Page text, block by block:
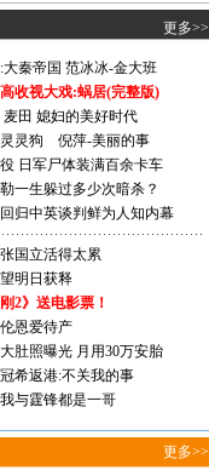
更多>>
秦帝国 范冰冰-金大班
收视大戏:蜗居(完整版)
麦田 媳妇的美好时代
灵狗
倪萍-美丽的事
日军尸体装满百余卡车
一生躲过多少次暗杀？
归中英谈判鲜为人知内幕
国立活得太累
明日获释
2》送电影票！
恩爱待产
肚照曝光 月用30万安胎
希返港:不关我的事
与霆锋都是一哥
更多>>